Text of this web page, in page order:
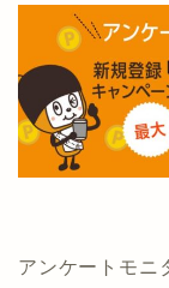
アンケートモニ